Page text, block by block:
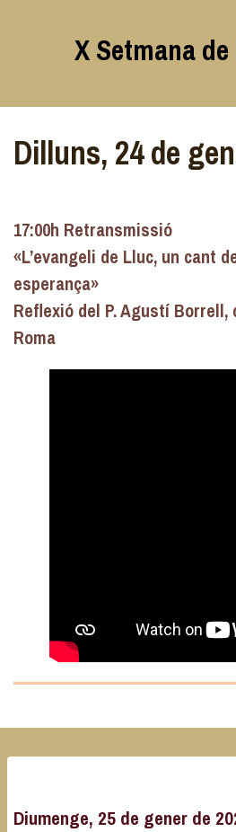
X Setmana
Dilluns, 24 de
17:00h Retransmissió
«L’evangeli de Lluc, un cant
esperança»
Reflexió del P. Agustí Borrell,
Roma
Diumenge, 25 de gener de